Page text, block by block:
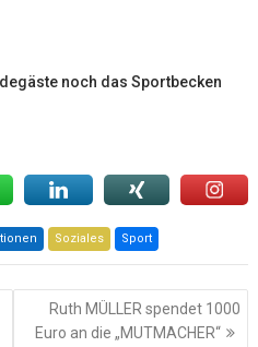
noch das Sportbecken
Soziales Sport
Ruth MÜLLER spendet 1000
Euro an die „MUTMACHER“